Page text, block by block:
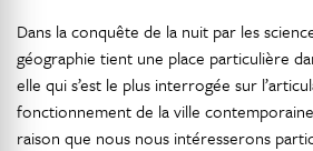
Dans la conquête de la nuit par les
géographie tient une place particulière
elle qui s’est le plus interrogée sur
fonctionnement de la ville
raison que nous nous intéresserons